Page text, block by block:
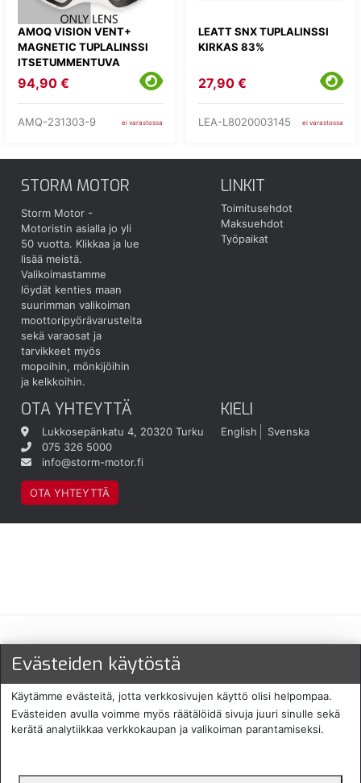
AMOQ VISION VENT+
MAGNETIC TUPLALINSSI
ITSETUMMENTUVA
94,90 €
AMQ-231303-9 ei varastossa
LEATT SNX TUPLALINSSI
KIRKAS 83%
27,90 €
LEA-L8020003145 ei varastossa
STORM MOTOR
Storm Motor -
Motoristin asialla jo yli
50 vuotta. Klikkaa ja lue
lisää meistä.
Valikoimastamme
löydät kenties maan
suurimman valikoiman
moottoripyörävarusteita
sekä varaosat ja
tarvikkeet myös
mopoihin, mönkijöihin
ja kelkkoihin.
LINKIT
Toimitusehdot
Maksuehdot
Työpaikat
OTA YHTEYTTÄ
Lukkosepänkatu 4, 20320 Turku
075 326 5000
info@storm-motor.fi
OTA YHTEYTTÄ
KIELI
English Svenska
Maksu- ja toimitustavat
Evästeiden käytöstä
Käytämme evästeitä, jotta verkkosivujen käyttö olisi helpompaa.
Evästeiden avulla voimme myös räätälöidä sivuja juuri sinulle sekä
kerätä analytiikkaa verkkokaupan ja valikoiman parantamiseksi.